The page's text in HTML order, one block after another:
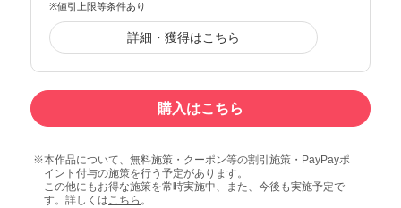
※値引上限等条件あり
詳細・獲得はこちら
購入はこちら
本作品について、無料施策・クーポン等の割引施策・PayPayポ
イント付与の施策を行う予定があります。
この他にもお得な施策を常時実施中、また、今後も実施予定で
す。詳しくはこちら 。